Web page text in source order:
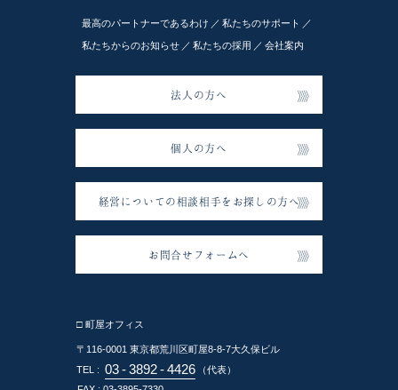
最高のパートナーであるわけ 私たちのサポート
私たちからのお知らせ 私たちの採用 会社案内
法人の方へ
個人の方へ
経営についての相談相手をお探しの方へ
お問合せフォームへ
□ 町屋オフィス
〒116-0001 東京都荒川区町屋8-8-7大久保ビル
TEL : 03 - 3892 - 4426
（代表）